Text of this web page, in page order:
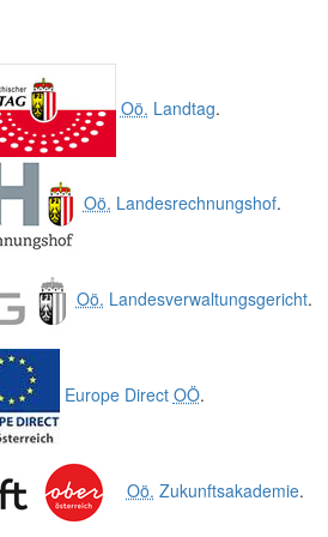
Oö. Landtag.
Oö. Landesrechnungshof.
Oö. Landesverwaltungsgericht.
Europe Direct OÖ.
Oö. Zukunftsakademie.